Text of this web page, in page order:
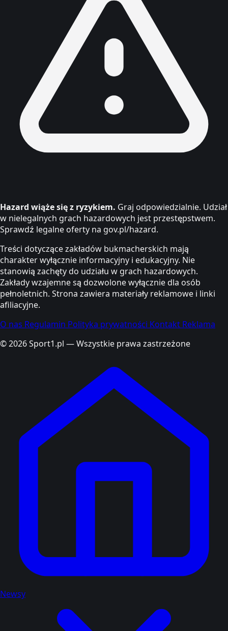
Hazard wiąże się z ryzykiem. Graj odpowiedzialnie. Udział
w nielegalnych grach hazardowych jest przestępstwem.
Sprawdź legalne oferty na gov.pl/hazard.
Treści dotyczące zakładów bukmacherskich mają
charakter wyłącznie informacyjny i edukacyjny. Nie
stanowią zachęty do udziału w grach hazardowych.
Zakłady wzajemne są dozwolone wyłącznie dla osób
pełnoletnich. Strona zawiera materiały reklamowe i linki
afiliacyjne.
O nas Regulamin Polityka prywatności Kontakt Reklama
© 2026 Sport1.pl — Wszystkie prawa zastrzeżone
Newsy